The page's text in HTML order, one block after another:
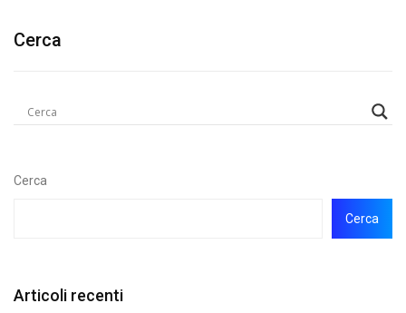
Cerca
Cerca
Cerca
Articoli recenti